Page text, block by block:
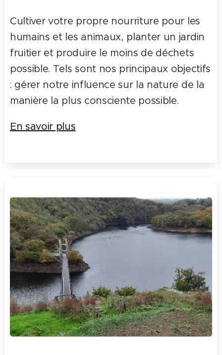
Cultiver votre propre nourriture pour les
humains et les animaux, planter un jardin
fruitier et produire le moins de déchets
possible. Tels sont nos principaux objectifs
: gérer notre influence sur la nature de la
manière la plus consciente possible.
En savoir plus